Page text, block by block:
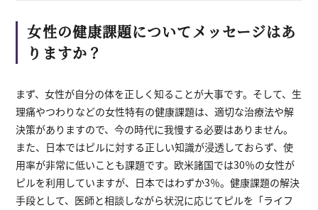
女性の健康課題についてメッセージはあ
りますか？
まず、女性が自分の体を正しく知ることが大事です。そして、生
理痛やつわりなどの女性特有の健康課題は、適切な治療法や解
決策がありますので、今の時代に我慢する必要はありません。
また、日本ではピルに対する正しい知識が浸透しておらず、使
用率が非常に低いことも課題です。欧米諸国では30％の女性が
ピルを利用していますが、日本ではわずか3％。健康課題の解決
手段として、医師と相談しながら状況に応じてピルを「ライフ